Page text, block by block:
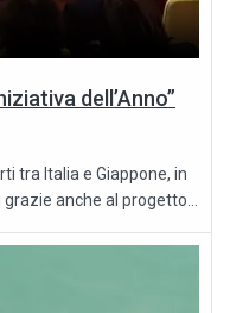
dell’Anno”
tra Italia e Giappone, in
anche al progetto...